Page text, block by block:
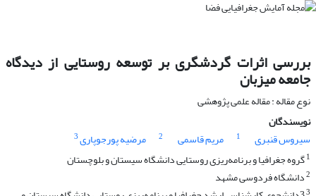
بررسی اثرات گردشگری بر توسعه‌ روستایی از دیدگاه
جامعه‌ میزبان
نوع مقاله : مقاله علمی پژوهشی
نویسندگان
سیروس قنبری
1 مریم قاسمی 2 مرضیه پورجوپاری3
1گروه جغرافیا و برنامه‌ریزی روستایی دانشگاه سیستان و بلوچستان
2دانشگاه فردوسی مشهد
3